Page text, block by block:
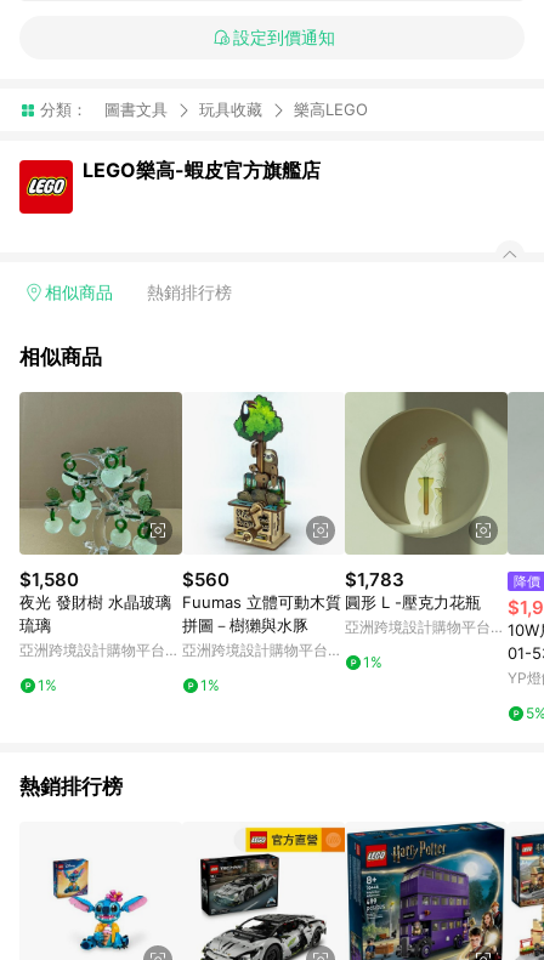
設定到價通知
分類： 圖書文具 玩具收藏 樂高LEGO
LEGO樂高-蝦皮官方旗艦店
相似商品 熱銷排行榜
相似商品
$1,580
夜光 發財樹 水晶玻璃
琉璃
亞洲跨境設計購物平台
1%
$560
Fuumas 立體可動木質
拼圖－樹獺與水豚
亞洲跨境設計購物平台
1%
$1,783
圓形 L -壓克力花瓶
亞洲跨境設計購物平台
1%
降價
10W
01-
YP
熱銷排行榜